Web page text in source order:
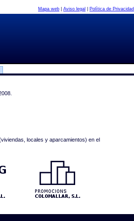
Mapa web Aviso legal Política de Privacidad
locales y aparcamientos) en el